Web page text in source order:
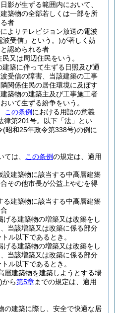
影が生ずる範囲内において、
築物の全部若しくは一部を所
者
よりテレビジョン放送の電波
波受信」という。)が著しく妨
認められる者
又は周辺住民をいう。
築に伴って生ずる日照及び通
受信の障害、当該建築の工事
関係住民の居住環境に及ぼす
築物の建築主及び工事施工者
いて生ずる紛争をいう。
この条例 における用語の意義
律第201号。以下「法」とい
(昭和25年政令第338号)の例に
は、 この条例の規定は、適用
設建築物に該当する中高層建築
その他市長が公益上やむを得
る建築物に該当する中高層建築
げる建築物の増築又は改築をし
当該増築又は改築に係る部分
ル以下であるとき。
げる建築物の増築又は改築をし
当該増築又は改築に係る部分
ル以下であるとき。
層建築物を建築しようとする場
から第5章までの規定は、適用
の建築に際し、安全で快適な居